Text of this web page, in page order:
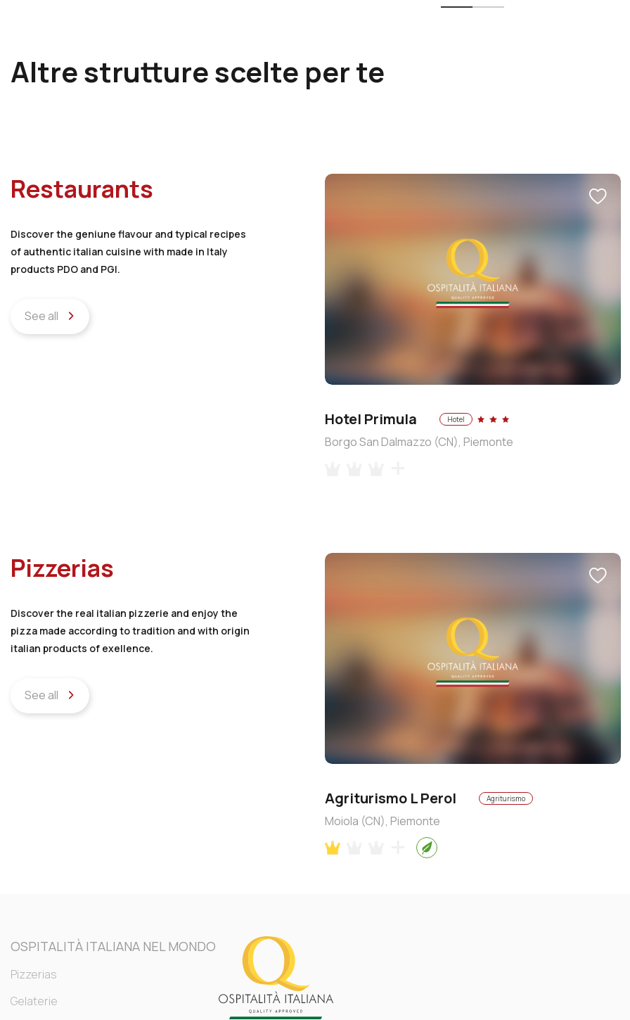
Altre strutture scelte per te
Restaurants
Discover the geniune flavour and typical recipes
of authentic italian cuisine with made in Italy
products PDO and PGI.
See all
Hotel Primula Hotel
Borgo San Dalmazzo (CN), Piemonte
Pizzerias
Discover the real italian pizzerie and enjoy the
pizza made according to tradition and with origin
italian products of exellence.
See all
Agriturismo L Perol Agriturismo
Moiola (CN), Piemonte
OSPITALITÀ ITALIANA NEL MONDO
Pizzerias
Gelaterie